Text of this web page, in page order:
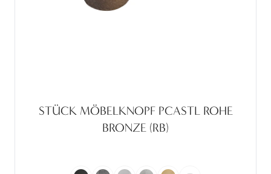
STÜCK MÖBELKNOPF PCASTL ROHE
BRONZE (RB)